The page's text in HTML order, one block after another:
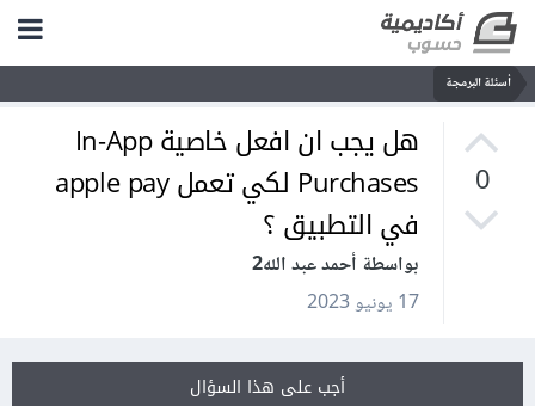
أسئلة البرمجة
0
هل يجب ان افعل خاصية In-App
Purchases لكي تعمل apple pay
في التطبيق ؟
بواسطة أحمد عبد الله2
17 يونيو 2023
أجب على هذا السؤال